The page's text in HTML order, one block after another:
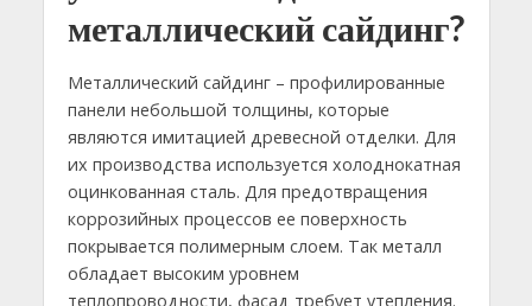
металлический сайдинг?
Металлический сайдинг – профилированные
панели небольшой толщины, которые
являются имитацией древесной отделки. Для
их производства используется холоднокатная
оцинкованная сталь. Для предотвращения
коррозийных процессов ее поверхность
покрывается полимерным слоем. Так металл
обладает высоким уровнем
теплопроводности, фасад требует утепления.